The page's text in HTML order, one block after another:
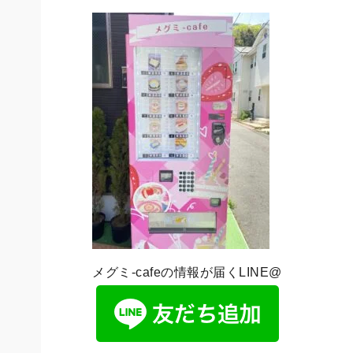
メグミ-cafeの情報が届くLINE@